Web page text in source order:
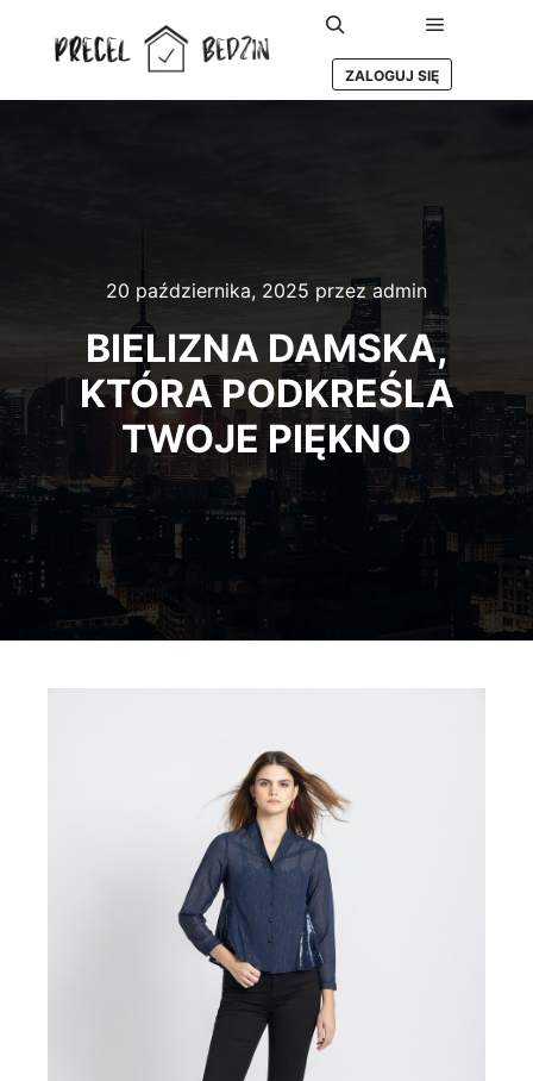
Szukaj Główne
ZALOGUJ SIĘ
20 października, 2025 przezadmin
BIELIZNA DAMSKA,
KTÓRA PODKREŚLA
TWOJE PIĘKNO